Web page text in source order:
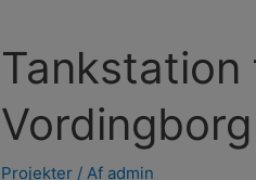
Tankstation
Vordingborg
Projekter / Af admin